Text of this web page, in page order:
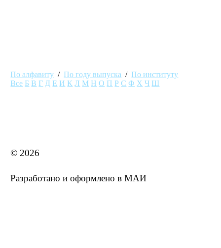
По алфавиту /По году выпуска /По институту
Все Б В Г Д Е И К Л М Н О П Р С Ф Х Ч Ш
© 2026
Разработано и оформлено в МАИ